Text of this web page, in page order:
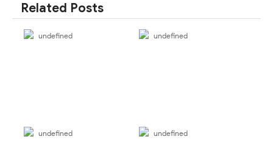
Related Posts
undefined undefined
undefined undefined